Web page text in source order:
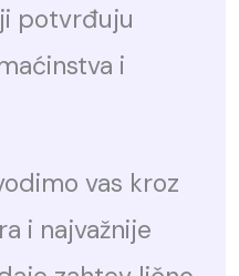
potvrđuju
i
vas kroz
i najvažnije